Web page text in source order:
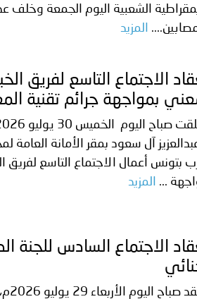
الشعبية اليوم الجمعة وخلف
المزيد
الاجتماع التاسع لفريق
بمواجهة جرائم تقنية
آل سعود بمقر الأمانة العامة
بتونس أعمال الاجتماع التاسع لفريق
...
المزيد
الاجتماع السادس للجنة